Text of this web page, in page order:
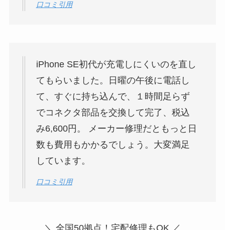
口コミ引用
iPhone SE初代が充電しにくいのを直し
てもらいました。日曜の午後に電話し
て、すぐに持ち込んで、１時間足らず
でコネクタ部品を交換して完了、税込
み6,600円。 メーカー修理だともっと日
数も費用もかかるでしょう。大変満足
しています。
口コミ引用
＼ 全国50拠点！宅配修理もOK ／